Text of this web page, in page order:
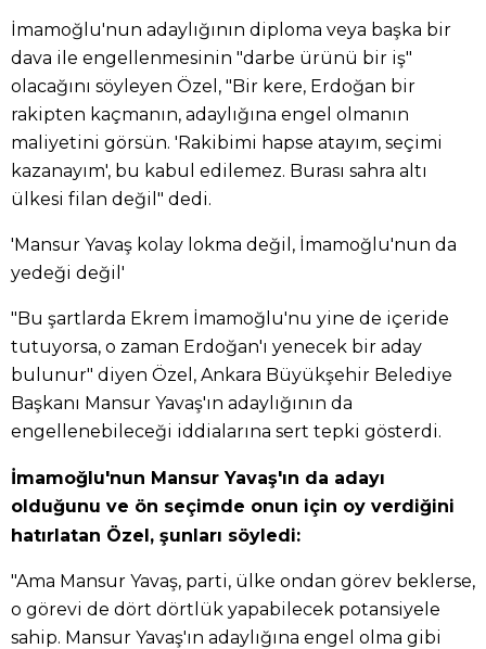
İmamoğlu'nun adaylığının diploma veya başka bir
dava ile engellenmesinin "darbe ürünü bir iş"
olacağını söyleyen Özel, "Bir kere, Erdoğan bir
rakipten kaçmanın, adaylığına engel olmanın
maliyetini görsün. 'Rakibimi hapse atayım, seçimi
kazanayım', bu kabul edilemez. Burası sahra altı
ülkesi filan değil" dedi.
'Mansur Yavaş kolay lokma değil, İmamoğlu'nun da
yedeği değil'
"Bu şartlarda Ekrem İmamoğlu'nu yine de içeride
tutuyorsa, o zaman Erdoğan'ı yenecek bir aday
bulunur" diyen Özel, Ankara Büyükşehir Belediye
Başkanı Mansur Yavaş'ın adaylığının da
engellenebileceği iddialarına sert tepki gösterdi.
İmamoğlu'nun Mansur Yavaş'ın da adayı
olduğunu ve ön seçimde onun için oy verdiğini
hatırlatan Özel, şunları söyledi:
"Ama Mansur Yavaş, parti, ülke ondan görev beklerse,
o görevi de dört dörtlük yapabilecek potansiyele
sahip. Mansur Yavaş'ın adaylığına engel olma gibi